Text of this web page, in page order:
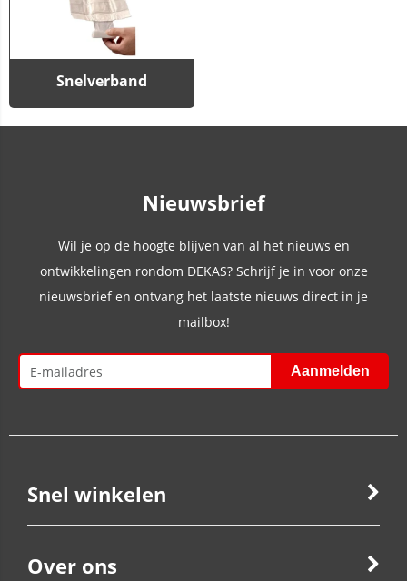
Snelverband
Nieuwsbrief
Wil je op de hoogte blijven van al het nieuws en
ontwikkelingen rondom DEKAS? Schrijf je in voor onze
nieuwsbrief en ontvang het laatste nieuws direct in je
mailbox!
Snel winkelen
Over ons